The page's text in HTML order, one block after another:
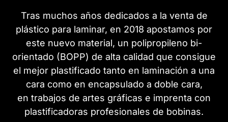
Tras muchos años dedicados a la venta de
plástico para laminar, en 2018 apostamos por
este nuevo material, un polipropileno bi-
orientado (BOPP) de alta calidad que consigue
el mejor plastificado tanto en laminación a una
cara como en encapsulado a doble cara,
en trabajos de artes gráficas e imprenta con
plastificadoras profesionales de bobinas.